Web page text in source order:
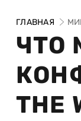
ГЛАВНАЯ
ЧТО
THE